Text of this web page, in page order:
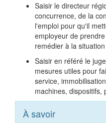
Saisir le directeur
concurrence, de la
l'emploi pour qu'il
employeur de
remédier à la
Saisir en référé le
mesures utiles pour
service,
machines, dispositifs,
À savoir